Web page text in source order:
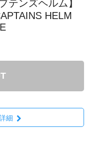
テンズヘルム】
HELM
細